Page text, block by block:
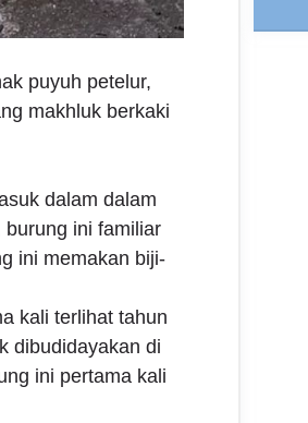
puyuh petelur,
makhluk berkaki
dalam dalam
ini familiar
ini memakan biji-
kali terlihat tahun
dibudidayakan di
ini pertama kali